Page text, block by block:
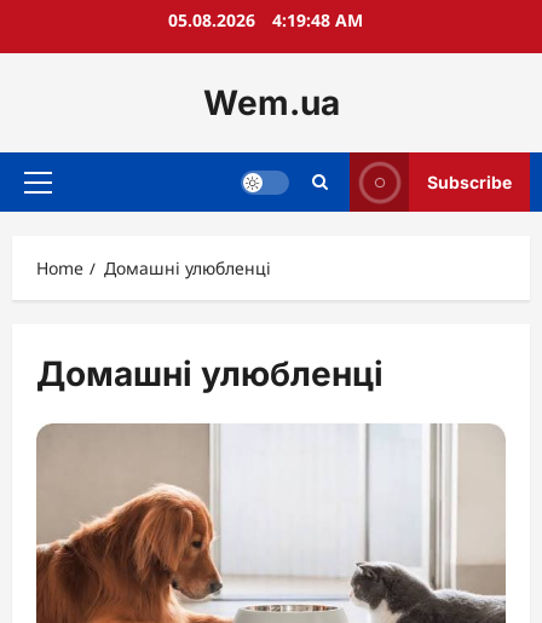
05.08.2026 4:19:49 AM
Wem.ua
Primary
Subscribe
Home Домашні улюбленці
Домашні улюбленці